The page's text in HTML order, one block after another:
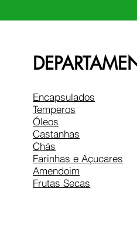
Encapsulados
Temperos
Óleos
Castanhas
Chás
Farinhas e Açucares
Amendoim
Frutas Secas